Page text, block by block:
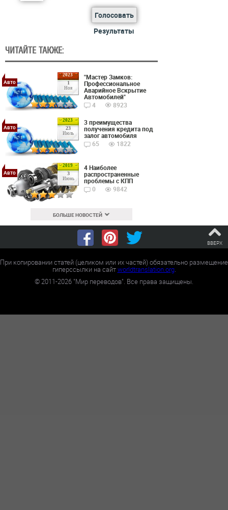
Голосовать
Результаты
ЧИТАЙТЕ ТАКЖЕ:
2023
1
Ноя
Авто
"Мастер Замков:
Профессиональное
Аварийное Вскрытие
Автомобилей"
4
8923
2023
23
Июль
Авто
3 преимущества
получения кредита под
залог автомобиля
65
1822
2019
3
Июнь
Авто
4 Наиболее
распространенные
проблемы с КПП
0
9842
БОЛЬШЕ НОВОСТЕЙ
ВВЕРХ
При копировании статей (целиком или их частей) обязательно размещение
гиперссылки на сайтworldtranslation.org.
©2011-2026 "Мир переводов". Все права защищены.